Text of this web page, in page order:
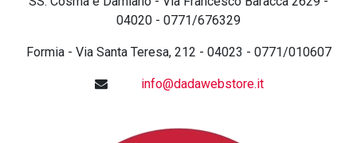
04020 - 0771/676329
Formia - Via Santa Teresa, 212 - 04023 - 0771/010607
info@dadawebstore.it